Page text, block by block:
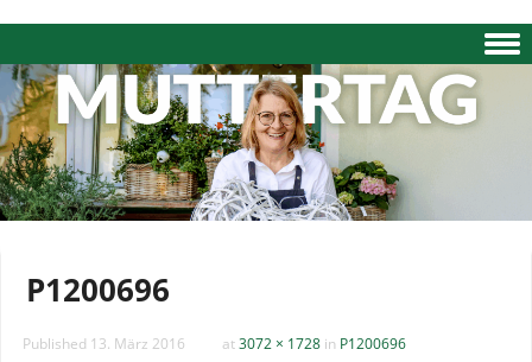
Skip to content
P1200696
Published 13. März 2016 at3072 × 1728 in P1200696